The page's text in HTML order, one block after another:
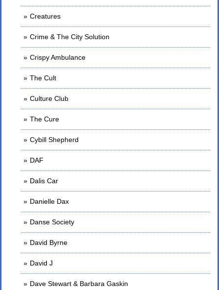
Creatures
Crime & The City Solution
Crispy Ambulance
The Cult
Culture Club
The Cure
Cybill Shepherd
DAF
Dalis Car
Danielle Dax
Danse Society
David Byrne
David J
Dave Stewart & Barbara Gaskin